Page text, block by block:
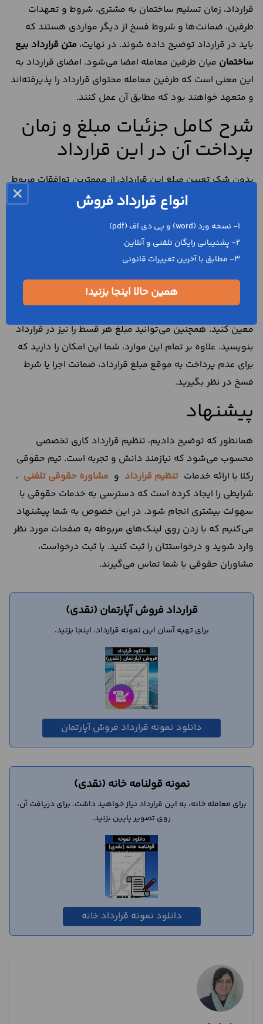
قرارداد، زمان تسلیم ساختمان به مشتری، شروط و تعهدات
طرفین، ضمانت‌ها و شروط فسخ از دیگر مواردی هستند که
باید در قرارداد توضیح داده شوند. در نهایت، متن قرارداد بیع
ساختمان میان طرفین معامله امضا می‌شود. امضای قرارداد به
این معنی است که طرفین معامله محتوای قرارداد را پذیرفته‌اند
و متعهد خواهند بود که مطابق آن عمل کنند.
شرح کامل جزئیات مبلغ و زمان
پرداخت آن در این قرارداد
بدون شک تعیین مبلغ این قرارداد، از مهمترین توافقات مربوط
به انجام این معامله است. مالک و مشتری، باید توافق نهایی
گرفته‌‌اند را به صورت مکتوب در متن قرارداد بنویسند. اگر بهای
این معامله به صورت نقد پرداخت می‌شود یا اگر توافق به این
صورت است که معامله به صورت اقساطی باشد، لازم است در
خصوص این موارد نیز در متن قرارداد به دقت توضیح دهید.
معین کنید. همچنین می‌توانید مبلغ هر قسط را نیز در قرارداد
بنویسید. علاوه بر تمام این موارد، شما این امکان را دارید که
برای عدم پرداخت به موقع مبلغ قرارداد، ضمانت اجرا یا شرط
فسخ در نظر بگیرید.
پیشنهاد
همانطور که توضیح دادیم، تنظیم قرارداد کاری تخصصی
محسوب می‌شود که نیازمند دانش و تجربه است. تیم حقوقی
رکلا با ارائه خدمات تنظیم قرارداد و مشاوره حقوقی تلفنی ،
شرایطی را ایجاد کرده است که دسترسی به خدمات حقوقی با
سهولت بیشتری انجام شود. در این خصوص به شما پیشنهاد
می‌کنیم که با زدن روی لینک‌های مربوطه به صفحات مورد نظر
وارد شوید و درخواستتان را ثبت کنید. با ثبت درخواست،
مشاوران حقوقی با شما تماس می‌گیرند.
قرارداد فروش آپارتمان (نقدی)
برای تهیه آسان این نمونه قرارداد، اینجا بزنید.
دانلود نمونه قرارداد فروش آپارتمان
نمونه قولنامه خانه (نقدی)
برای معامله خانه، به این قرارداد نیاز خواهید داشت. برای دریافت آن،
روی تصویر پایین بزنید.
دانلود نمونه قرارداد خانه
× انواع قرارداد فروش
1- نسخه ورد (word) و پی دی اف (pdf)
2- پشتیبانی رایگان تلفنی و آنلاین
3- مطابق با آخرین تغییرات قانونی
همین حالا اینجا بزنید!